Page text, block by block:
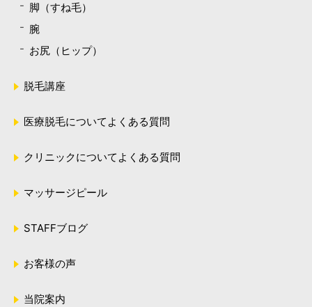
脚（すね毛）
腕
お尻（ヒップ）
脱毛講座
医療脱毛についてよくある質問
クリニックについてよくある質問
マッサージピール
STAFFブログ
お客様の声
当院案内